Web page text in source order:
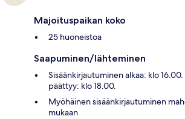
Majoituspaikan koko
25 huoneistoa
Saapuminen/lähteminen
Sisäänkirjautuminen alkaa: klo
päättyy: klo 18.00.
Myöhäinen sisäänkirjautuminen
mukaan